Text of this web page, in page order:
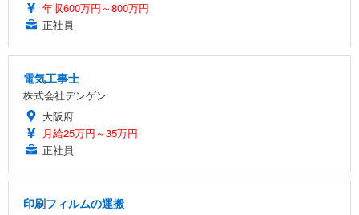
年収600万円～800万円
正社員
電気工事士
株式会社デンゲン
大阪府
月給25万円～35万円
正社員
印刷フィルムの運搬